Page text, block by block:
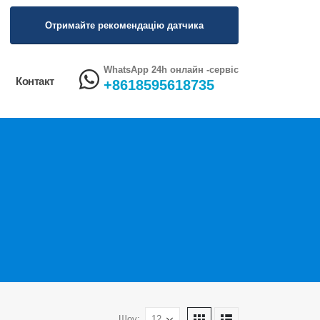
Отримайте рекомендацію датчика
Контакт
WhatsApp 24h онлайн -сервіс
+8618595618735